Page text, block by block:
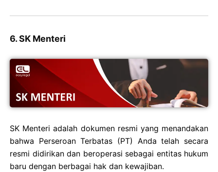
6. SK Menteri
SK Menteri adalah dokumen resmi yang menandakan
bahwa Perseroan Terbatas (PT) Anda telah secara
resmi didirikan dan beroperasi sebagai entitas hukum
baru dengan berbagai hak dan kewajiban.